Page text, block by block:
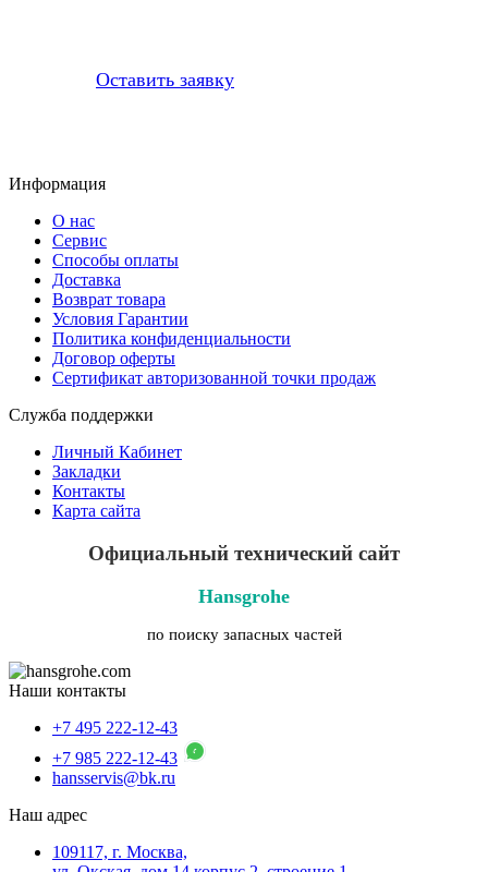
Оставить заявку
Информация
О нас
Сервис
Способы оплаты
Доставка
Возврат товара
Условия Гарантии
Политика конфиденциальности
Договор оферты
Сертификат авторизованной точки продаж
Служба поддержки
Личный Кабинет
Закладки
Контакты
Карта сайта
Официальный технический сайт
Hansgrohe
по поиску запасных частей
Наши контакты
+7 495 222-12-43
+7 985 222-12-43
hansservis@bk.ru
Наш адрес
109117, г. Москва,